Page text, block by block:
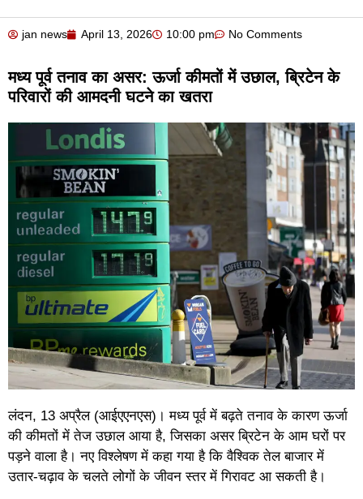
jan news April 13, 2026 10:00 pm No Comments
मध्य पूर्व तनाव का असर: ऊर्जा कीमतों में उछाल, ब्रिटेन के
परिवारों की आमदनी घटने का खतरा
लंदन, 13 अप्रैल (आईएएनएस)। मध्य पूर्व में बढ़ते तनाव के कारण ऊर्जा
की कीमतों में तेज उछाल आया है, जिसका असर ब्रिटेन के आम घरों पर
पड़ने वाला है। नए विश्लेषण में कहा गया है कि वैश्विक तेल बाजार में
उतार-चढ़ाव के चलते लोगों के जीवन स्तर में गिरावट आ सकती है।